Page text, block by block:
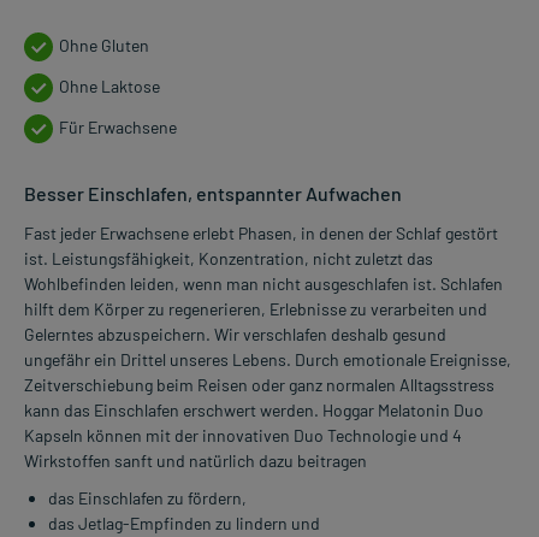
Ohne Gluten
Ohne Laktose
Für Erwachsene
Besser Einschlafen, entspannter Aufwachen
Fast jeder Erwachsene erlebt Phasen, in denen der Schlaf gestört
ist. Leistungsfähigkeit, Konzentration, nicht zuletzt das
Wohlbefinden leiden, wenn man nicht ausgeschlafen ist. Schlafen
hilft dem Körper zu regenerieren, Erlebnisse zu verarbeiten und
Gelerntes abzuspeichern. Wir verschlafen deshalb gesund
ungefähr ein Drittel unseres Lebens. Durch emotionale Ereignisse,
Zeitverschiebung beim Reisen oder ganz normalen Alltagsstress
kann das Einschlafen erschwert werden. Hoggar Melatonin Duo
Kapseln können mit der innovativen Duo Technologie und 4
Wirkstoffen sanft und natürlich dazu beitragen
das Einschlafen zu fördern,
das Jetlag-Empfinden zu lindern und